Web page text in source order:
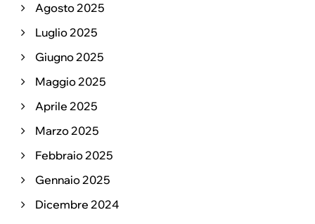
Agosto 2025
Luglio 2025
Giugno 2025
Maggio 2025
Aprile 2025
Marzo 2025
Febbraio 2025
Gennaio 2025
Dicembre 2024